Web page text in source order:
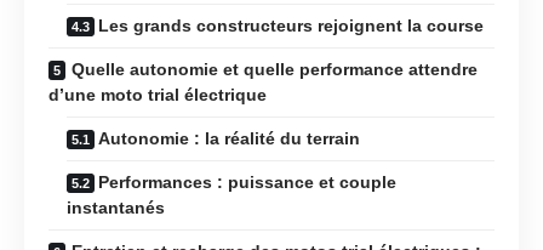
Les grands constructeurs rejoignent la course
Quelle autonomie et quelle performance attendre
d’une moto trial électrique
Autonomie : la réalité du terrain
Performances : puissance et couple
instantanés